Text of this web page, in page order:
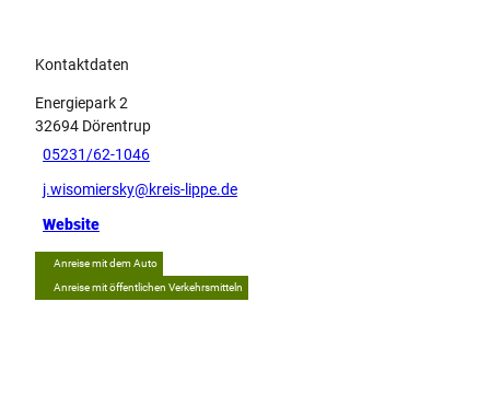
Kontaktdaten
Energiepark 2
32694 Dörentrup
05231/62-1046
j.wisomiersky@kreis-lippe.de
Website
Anreise mit dem Auto
Anreise mit öffentlichen Verkehrsmitteln